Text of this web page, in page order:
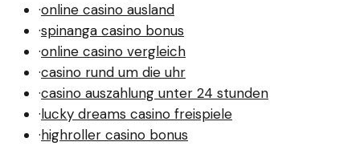
·online casino ausland
·spinanga casino bonus
·online casino vergleich
·casino rund um die uhr
·casino auszahlung unter 24 stunden
·lucky dreams casino freispiele
·highroller casino bonus